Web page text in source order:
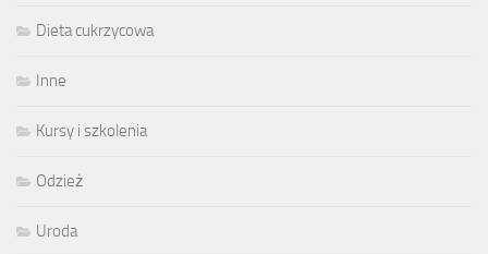
Dieta cukrzycowa
Inne
Kursy i szkolenia
Odzież
Uroda